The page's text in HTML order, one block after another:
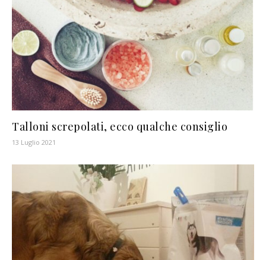
Talloni screpolati, ecco qualche consiglio
13 Luglio 2021